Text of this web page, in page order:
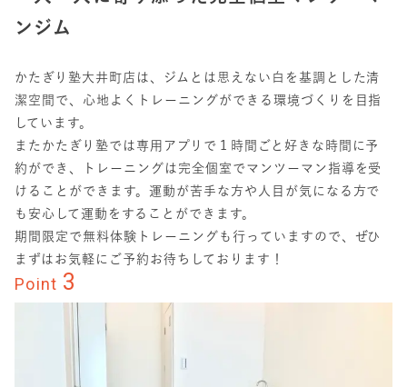
ンジム
かたぎり塾大井町店は、ジムとは思えない白を基調とした清
潔空間で、心地よくトレーニングができる環境づくりを目指
しています。
またかたぎり塾では専用アプリで１時間ごと好きな時間に予
約ができ、トレーニングは完全個室でマンツーマン指導を受
けることができます。運動が苦手な方や人目が気になる方で
も安心して運動をすることができます。
期間限定で無料体験トレーニングも行っていますので、ぜひ
まずはお気軽にご予約お待ちしております！
Point 3